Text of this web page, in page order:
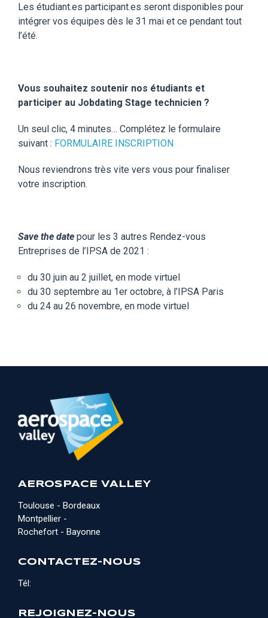
Les étudiant.es participant.es seront disponibles pour
intégrer vos équipes dès le 31 mai et ce pendant tout
l’été.
Vous souhaitez soutenir nos étudiants et
participer au Jobdating Stage technicien ?
Un seul clic, 4 minutes… Complétez le formulaire
suivant : FORMULAIRE INSCRIPTION
Nous reviendrons très vite vers vous pour finaliser
votre inscription.
Save the date pour les 3 autres Rendez-vous
Entreprises de l’IPSA de 2021 :
du 30 juin au 2 juillet, en mode virtuel
du 30 septembre au 1er octobre, à l’IPSA Paris
du 24 au 26 novembre, en mode virtuel
AEROSPACE VALLEY
Toulouse - Bordeaux
Montpellier -
Rochefort - Bayonne
CONTACTEZ-NOUS
Tél:
REJOIGNEZ-NOUS